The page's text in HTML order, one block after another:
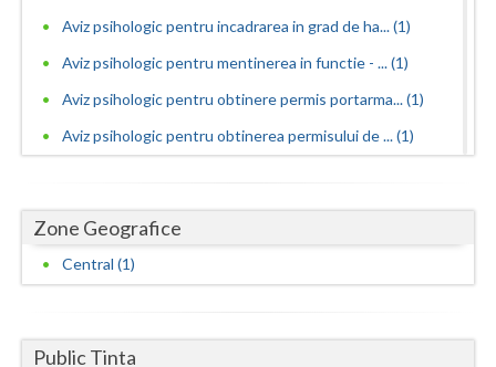
Harghita
Hunedoara
Ialomita
Ilfov
Maramures
Mures
Aviz psihologic pentru incadrarea in grad de ha... (1)
Aviz psihologic pentru mentinerea in functie - ... (1)
Aviz psihologic pentru obtinere permis portarma... (1)
Aviz psihologic pentru obtinerea permisului de ... (1)
Aviz psihologic si evaluare clinica la cerere c... (1)
Avize psihologice necesare la angajare si menti... (1)
Consiliere psihologica (1)
Consiliere psihologica in vederea reconversiei ... (1)
Zone Geografice
Central (1)
Public Tinta